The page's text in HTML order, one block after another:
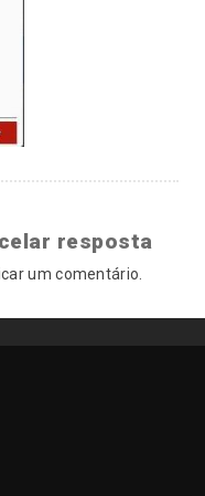
resposta
um comentário.